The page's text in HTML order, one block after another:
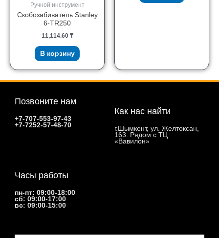
Ручной инструмент
Скобозабиватель Stanley
6-TR250
11,114.60 ₸
В корзину
Позвоните нам
+7-707-553-97-43
+7-7252-57-48-70
Как нас найти
г.Шымкент, ул. Желтоксан,
163. Рядом с ТЦ
«Вавилон»
Часы работы
пн-пт: 09:00-18:00
сб: 09:00-17:00
вс: 09:00-15:00